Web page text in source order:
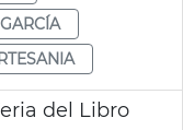
del Libro